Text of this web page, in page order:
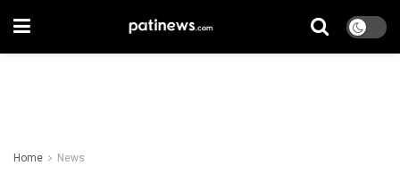
Home News